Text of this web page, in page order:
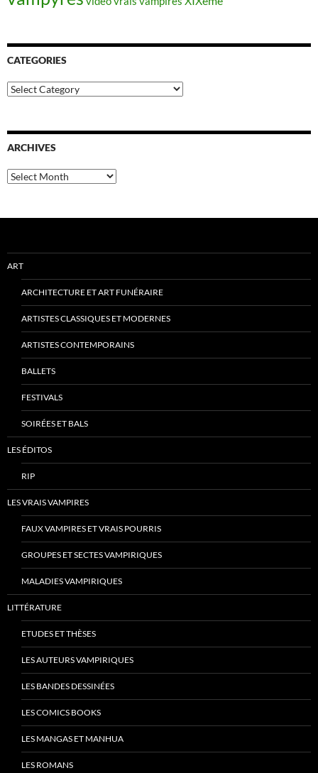
CATEGORIES
Categories
ARCHIVES
Archives
ART
ARCHITECTURE ET ART FUNÉRAIRE
ARTISTES CLASSIQUES ET MODERNES
ARTISTES CONTEMPORAINS
BALLETS
FESTIVALS
SOIRÉES ET BALS
LES ÉDITOS
RIP
LES VRAIS VAMPIRES
FAUX VAMPIRES ET VRAIS POURRIS
GROUPES ET SECTES VAMPIRIQUES
MALADIES VAMPIRIQUES
LITTÉRATURE
ETUDES ET THÈSES
LES AUTEURS VAMPIRIQUES
LES BANDES DESSINÉES
LES COMICS BOOKS
LES MANGAS ET MANHUA
LES ROMANS